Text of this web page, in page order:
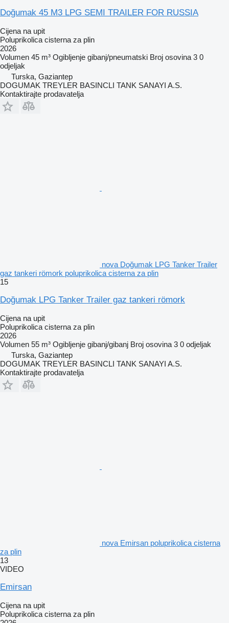
Doğumak 45 M3 LPG SEMI TRAILER FOR RUSSIA
Cijena na upit
Poluprikolica cisterna za plin
2026
Volumen 45 m³ Ogibljenje gibanj/pneumatski Broj osovina 3 0
odjeljak
Turska, Gaziantep
DOGUMAK TREYLER BASINCLI TANK SANAYI A.S.
Kontaktirajte prodavatelja
nova Doğumak LPG Tanker Trailer
gaz tankeri römork poluprikolica cisterna za plin
15
Doğumak LPG Tanker Trailer gaz tankeri römork
Cijena na upit
Poluprikolica cisterna za plin
2026
Volumen 55 m³ Ogibljenje gibanj/gibanj Broj osovina 3 0 odjeljak
Turska, Gaziantep
DOGUMAK TREYLER BASINCLI TANK SANAYI A.S.
Kontaktirajte prodavatelja
nova Emirsan poluprikolica cisterna
za plin
13
VIDEO
Emirsan
Cijena na upit
Poluprikolica cisterna za plin